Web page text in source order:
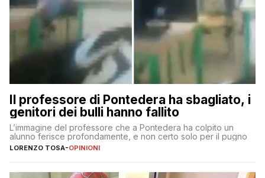
Il professore di Pontedera ha sbagliato, i
genitori dei bulli hanno fallito
L’immagine del professore che a Pontedera ha colpito un
alunno ferisce profondamente, e non certo solo per il pugno
LORENZO TOSA-OPINIONI